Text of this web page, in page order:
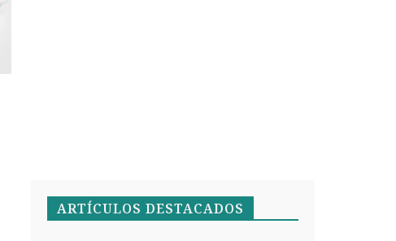
ARTÍCULOS DESTACADOS